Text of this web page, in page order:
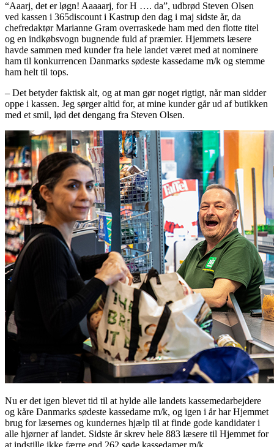
“Aaarj, det er løgn! Aaaaarj, for H …. da”, udbrød Steven Olsen
ved kassen i 365discount i Kastrup den dag i maj sidste år, da
chefredaktør Marianne Gram overraskede ham med den flotte titel
og en indkøbsvogn bugnende fuld af præmier. Hjemmets læsere
havde sammen med kunder fra hele landet været med at nominere
ham til konkurrencen Danmarks sødeste kassedame m/k og stemme
ham helt til tops.
– Det betyder faktisk alt, og at man gør noget rigtigt, når man sidder
oppe i kassen. Jeg sørger altid for, at mine kunder går ud af butikken
med et smil, lød det dengang fra Steven Olsen.
Nu er det igen blevet tid til at hylde alle landets kassemedarbejdere
og kåre Danmarks sødeste kassedame m/k, og igen i år har Hjemmet
brug for læsernes og kundernes hjælp til at finde gode kandidater i
alle hjørner af landet. Sidste år skrev hele 883 læsere til Hjemmet for